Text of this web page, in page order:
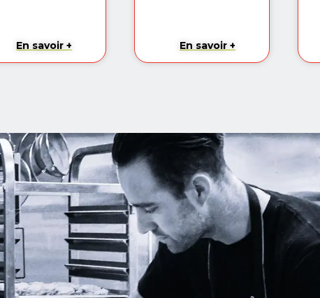
En savoir + En savoir +